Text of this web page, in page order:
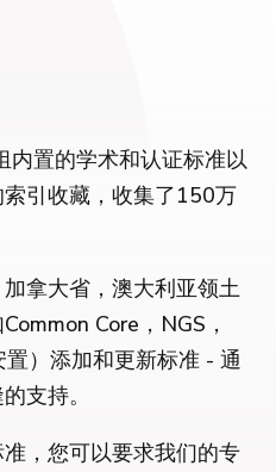
置的学术和认证标准以
引收藏，收集了150万
拿大省，澳大利亚领土
Core，NGS，
）添加和更新标准 - 通
支持。
，您可以要求我们的专